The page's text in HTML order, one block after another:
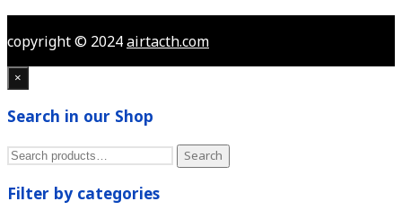
copyright © 2024airtacth.com
×
Search in our Shop
Search
Search
Filter by categories